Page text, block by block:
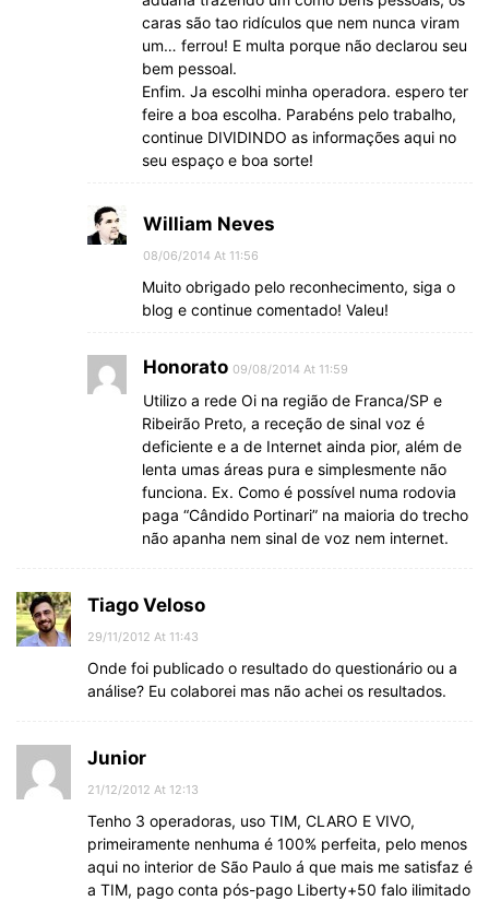
caras são tao ridículos que nem nunca viram
um… ferrou! E multa porque não declarou seu
bem pessoal.
Enfim. Ja escolhi minha operadora. espero ter
feire a boa escolha. Parabéns pelo trabalho,
continue DIVIDINDO as informações aqui no
seu espaço e boa sorte!
William Neves
08/06/2014 At 11:56
Muito obrigado pelo reconhecimento, siga o
blog e continue comentado! Valeu!
Honorato 09/08/2014 At 11:59
Utilizo a rede Oi na região de Franca/SP e
Ribeirão Preto, a receção de sinal voz é
deficiente e a de Internet ainda pior, além de
lenta umas áreas pura e simplesmente não
funciona. Ex. Como é possível numa rodovia
paga “Cândido Portinari” na maioria do trecho
não apanha nem sinal de voz nem internet.
Tiago Veloso
29/11/2012 At 11:43
Onde foi publicado o resultado do questionário ou a
análise? Eu colaborei mas não achei os resultados.
Junior
21/12/2012 At 12:13
Tenho 3 operadoras, uso TIM, CLARO E VIVO,
primeiramente nenhuma é 100% perfeita, pelo menos
aqui no interior de São Paulo á que mais me satisfaz é
a TIM, pago conta pós-pago Liberty+50 falo ilimitado